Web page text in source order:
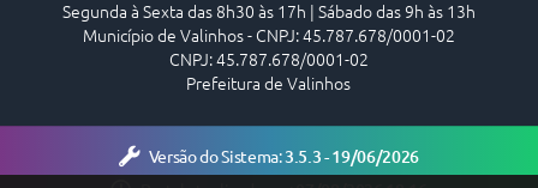
Segunda à Sexta das 8h30 às 17h | Sábado das 9h às 13h
Município de Valinhos - CNPJ: 45.787.678/0001-02
CNPJ: 45.787.678/0001-02
Prefeitura de Valinhos
Versão do Sistema:3.5.3 - 19/06/2026